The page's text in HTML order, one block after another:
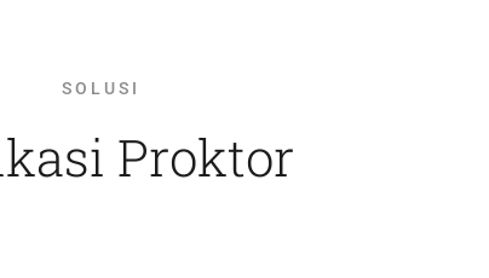
SOLUSI
Proktor